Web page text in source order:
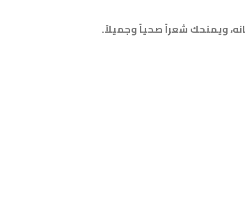
ولمعانه، ويمنحك شعراً صحياً وجميلاً.